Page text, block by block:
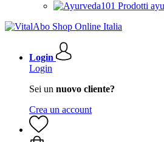
Prodotti
Login
Login
Sei un nuovo cliente?
Crea un account